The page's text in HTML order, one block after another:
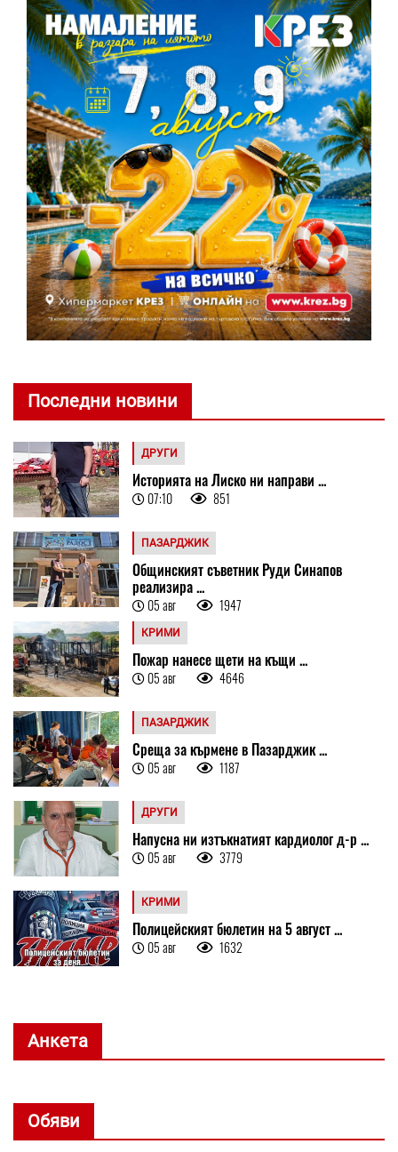
Последни новини
ДРУГИ
Историята на Лиско ни направи ...
07:10 851
ПАЗАРДЖИК
Общинският съветник Руди Синапов
реализира ...
05 авг 1947
КРИМИ
Пожар нанесе щети на къщи ...
05 авг 4646
ПАЗАРДЖИК
Среща за кърмене в Пазарджик ...
05 авг 1187
ДРУГИ
Напусна ни изтъкнатият кардиолог д-р ...
05 авг 3779
КРИМИ
Полицейският бюлетин на 5 август ...
05 авг 1632
Анкета
Обяви